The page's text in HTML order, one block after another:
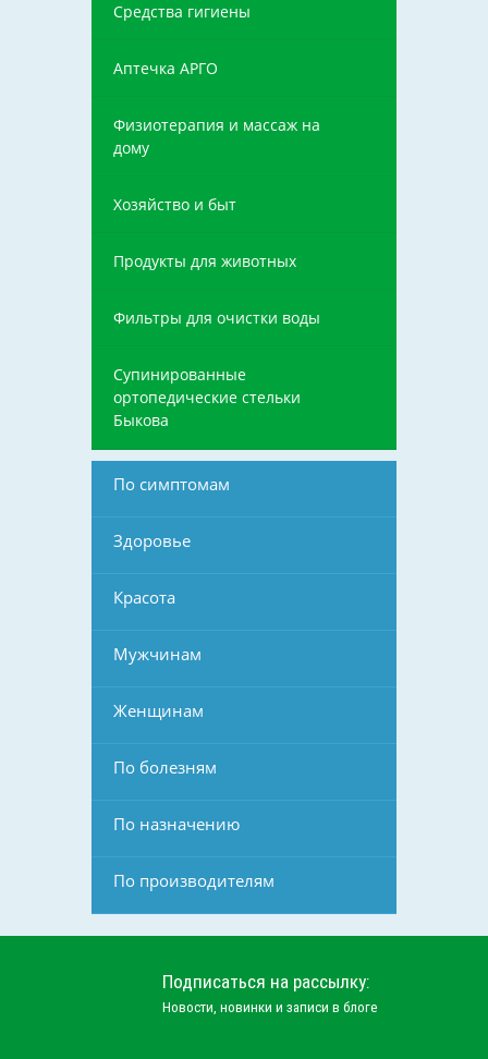
Средства гигиены
Аптечка АРГО
Физиотерапия и массаж на
дому
Хозяйство и быт
Продукты для животных
Фильтры для очистки воды
Супинированные
ортопедические стельки
Быкова
По симптомам
Здоровье
Красота
Мужчинам
Женщинам
По болезням
По назначению
По производителям
Подписаться на рассылку:
Новости, новинки и записи в блоге